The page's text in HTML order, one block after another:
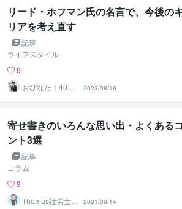
リード・ホフマン氏の名言で、今後の
リアを考え直す
記事
ライフスタイル
9
おびなた｜40
代・50代の就活
サポーター
2023/08/16
寄せ書きのいろんな思い出・よくある
ント3選
記事
コラム
9
Thomas社労士＠
2021/09/14